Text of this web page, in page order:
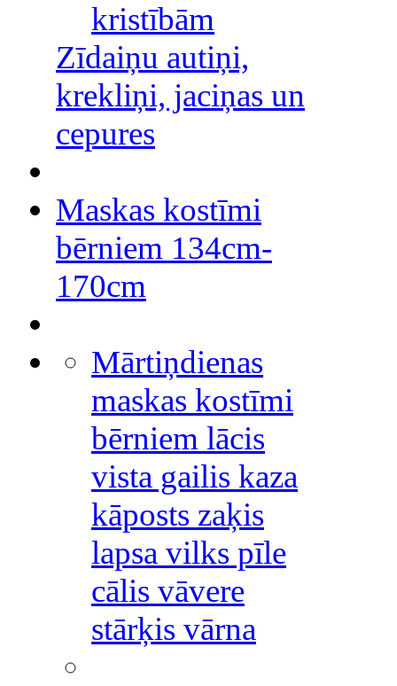
kristībām
Zīdaiņu autiņi,
krekliņi, jaciņas un
cepures
Maskas kostīmi
bērniem 134cm-
170cm
Mārtiņdienas
maskas kostīmi
bērniem lācis
vista gailis kaza
kāposts zaķis
lapsa vilks pīle
cālis vāvere
stārķis vārna